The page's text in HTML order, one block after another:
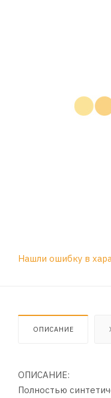
Нашли ошибку в
ОПИСАНИЕ
ОПИСАНИЕ:
Полностью